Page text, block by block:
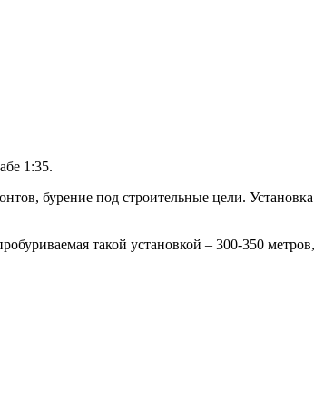
1:35.
бурение под строительные цели. Установка
такой установкой – 300-350 метров,